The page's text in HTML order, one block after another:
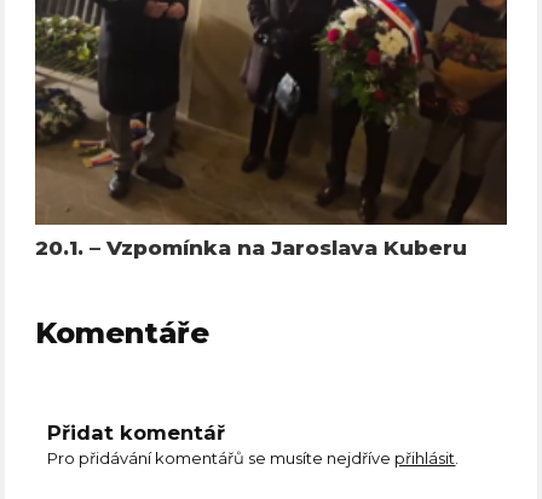
20.1. – Vzpomínka na Jaroslava Kuberu
Komentáře
Přidat komentář
Pro přidávání komentářů se musíte nejdříve přihlásit